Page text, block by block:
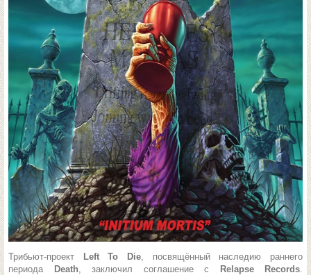
Трибьют-проект Left To Die, посвящённый наследию раннего
периода
Death, заключил соглашение с Relapse Records.